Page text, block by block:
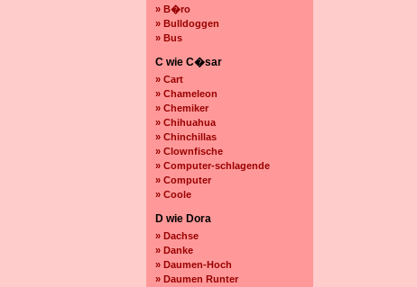
» B�ro
» Bulldoggen
» Bus
C wie C�sar
» Cart
» Chameleon
» Chemiker
» Chihuahua
» Chinchillas
» Clownfische
» Computer-schlagende
» Computer
» Coole
D wie Dora
» Dachse
» Danke
» Daumen-Hoch
» Daumen Runter